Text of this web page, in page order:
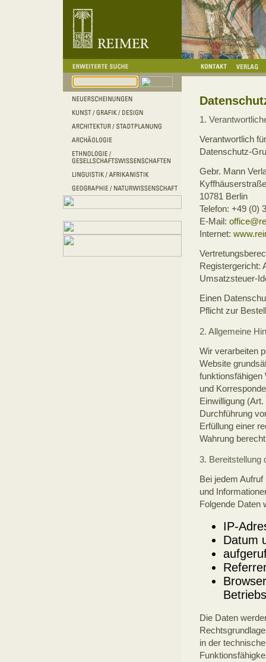
1.
Verantwortlich
Datenschutz-
Gebr. Mann
10781 Berlin
Telefon: +49 (0)
E-Mail:
Internet:
Registergericht:
Umsatzsteuer-
Einen
Pflicht zur
2. Allgemeine
Wir verarbeiten
Website
funktionsfähigen
und
Einwilligung
Durchführung
Erfüllung einer
Wahrung
3. Bereitstellung
Bei jedem
und
Folgende Daten
IP-
Datum
Die Daten
in der